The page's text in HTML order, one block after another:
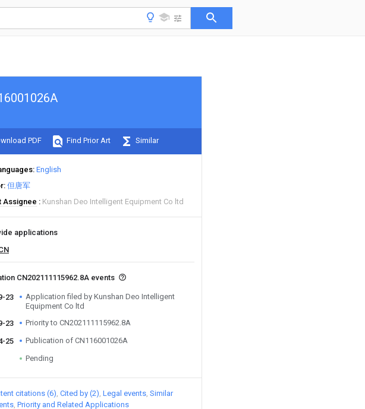
PDF Find Prior Art Similar
English
但唐军
Assignee
Kunshan Deo Intelligent Equipment Co ltd
applications
CN202111115962.8A events
23
Application filed by Kunshan Deo Intelligent
Equipment Co ltd
23
Priority to CN202111115962.8A
25 Publication of CN116001026A
Pending
citations (6) Cited by (2) Legal events Similar
Priority and Related Applications